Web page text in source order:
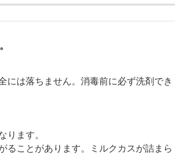
には落ちません。消毒前に必ず洗剤でき
ります。
ることがあります。ミルクカスが詰まら